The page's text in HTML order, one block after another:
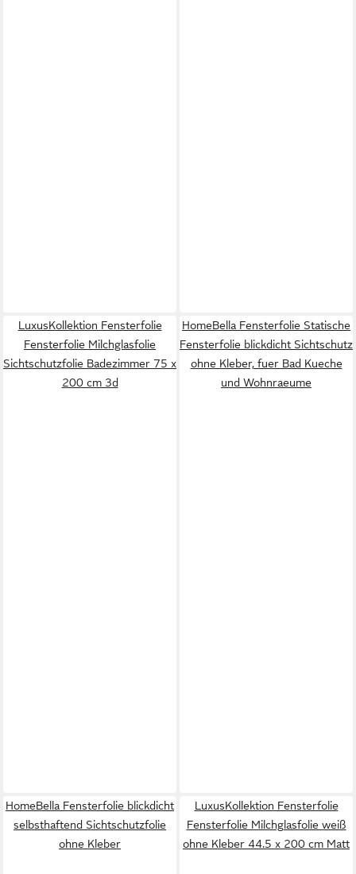
LuxusKollektion Fensterfolie
Fensterfolie Milchglasfolie
Sichtschutzfolie Badezimmer 75 x
200 cm 3d
HomeBella Fensterfolie Statische
Fensterfolie blickdicht Sichtschutz
ohne Kleber, fuer Bad Kueche
und Wohnraeume
HomeBella Fensterfolie blickdicht
selbsthaftend Sichtschutzfolie
ohne Kleber
LuxusKollektion Fensterfolie
Fensterfolie Milchglasfolie weiß
ohne Kleber 44.5 x 200 cm Matt